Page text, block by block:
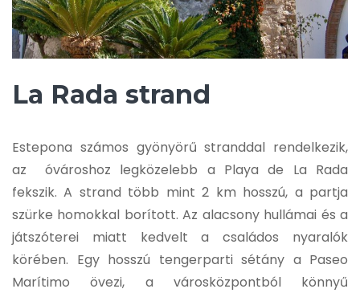
La Rada strand
Estepona számos gyönyörű stranddal rendelkezik,
az óvároshoz legközelebb a Playa de La Rada
fekszik. A strand több mint 2 km hosszú, a partja
szürke homokkal borított. Az alacsony hullámai és a
játszóterei miatt kedvelt a családos nyaralók
körében. Egy hosszú tengerparti sétány a Paseo
Marítimo övezi, a városközpontból könnyű